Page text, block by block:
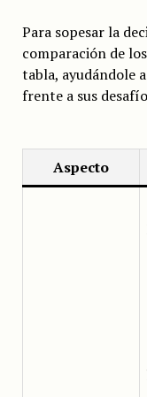
Para sopesar la
comparación de
tabla, ayudándole
frente a sus
Aspecto